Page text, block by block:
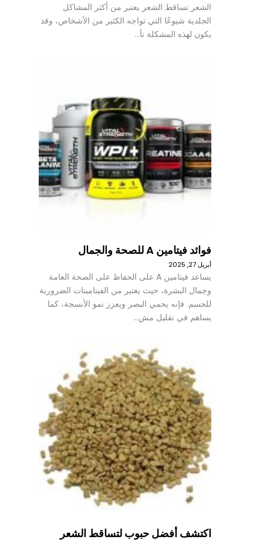
الشعر تساقط الشعر يعتبر من أكثر المشاكل
الجلدية شيوعًا التي تواجه الكثير من الأشخاص، وقد
يكون لهذه المشكلة تأ…
فوائد فيتامين A للصحة والجمال
أبريل 27, 2025
يساعد فيتامين A على الحفاظ على الصحة العامة
وجمال البشرة، حيث يعتبر من الفيتامينات الضرورية
للجسم. فإنه يحمي البصر ويعزز نمو الأنسجة، كما
يساهم في تقليل مش…
اكتشف أفضل حبوب لتساقط الشعر